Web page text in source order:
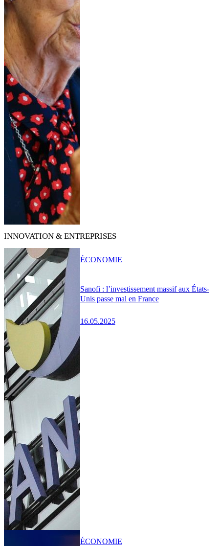
INNOVATION & ENTREPRISES
Sanofi : l’investissement massif aux États-
Unis passe mal en France
16.05.2025
ÉCONOMIE
ÉCONOMIE